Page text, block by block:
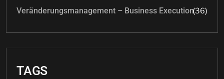
Veränderungsmanagement – Business Execution(36)
TAGS